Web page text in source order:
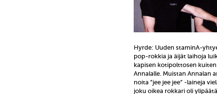
Hyrde: Uuden staminA-
pop-rokkia ja äijät laihoja
kapisen kotipolttosen
Annalalle. Muistan Annalan
noita ”jee jee jee” -laineja
joku oikea rokkari oli